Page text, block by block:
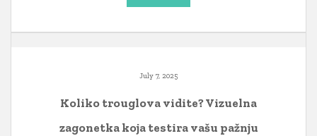
July 7, 2025
Koliko trouglova vidite? Vizuelna
zagonetka koja testira vašu pažnju